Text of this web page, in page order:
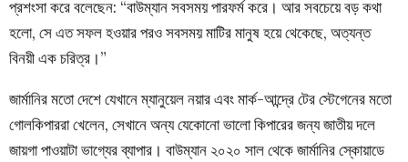
প্রশংসা করে বলেছেন: “বাউম্যান সবসময় পারফর্ম করে। আর সবচেয়ে বড় কথা
হলো, সে এত সফল হওয়ার পরও সবসময় মাটির মানুষ হয়ে থেকেছে, অত্যন্ত
বিনয়ী এক চরিত্র।”
জার্মানির মতো দেশে যেখানে ম্যানুয়েল নয়ার এবং মার্ক-আন্দ্রে টের স্টেগেনের মতো
গোলকিপাররা খেলেন, সেখানে অন্য যেকোনো ভালো কিপারের জন্য জাতীয় দলে
জায়গা পাওয়াটা ভাগ্যের ব্যাপার। বাউম্যান ২০২০ সাল থেকে জার্মানির স্কোয়াডে